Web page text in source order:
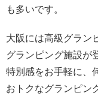
も多いです。
大阪には高級グラン
グランピング施設が
特別感をお手軽に、
おトクなグランピン